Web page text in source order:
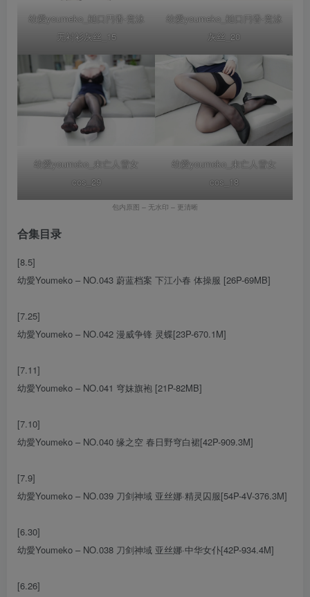
幼愛youmeko_樋口円香-竞泳
无衬衫灰丝_15
幼愛youmeko_樋口円香-竞泳
灰丝_20
幼愛youmeko_未亡人雪女
cos_29
幼愛youmeko_未亡人雪女
cos_18
包内原图 – 无水印 – 更清晰
合集目录
[8.5]
幼愛Youmeko – NO.043 蔚蓝档案 下江小春 体操服 [26P-69MB]
[7.25]
幼愛Youmeko – NO.042 漫威争锋 灵蝶[23P-670.1M]
[7.11]
幼愛Youmeko – NO.041 穹妹旗袍 [21P-82MB]
[7.10]
幼愛Youmeko – NO.040 缘之空 春日野穹白裙[42P-909.3M]
[7.9]
幼愛Youmeko – NO.039 刀剑神域 亚丝娜·精灵囚服[54P-4V-376.3M]
[6.30]
幼愛Youmeko – NO.038 刀剑神域 亚丝娜·中华女仆[42P-934.4M]
[6.26]